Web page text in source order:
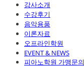
강사소개
수강후기
음악용품
이론자료
오프라인학원
EVENT & NEWS
피아노학원 가맹문의